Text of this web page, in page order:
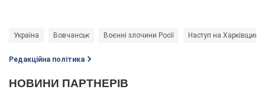
Україна Вовчанськ Воєнні злочини Росії Наступ на Харківщині
Редакційна політика